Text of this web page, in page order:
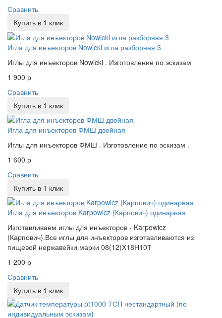
Сравнить
Купить в 1 клик
Игла для инъекторов Nowicki игла разборная 3
Иглы для инъекторов Nowicki . Изготовление по эскизам
1 900 р
Сравнить
Купить в 1 клик
Игла для инъекторов ФМШ двойная
Иглы для инъекторов ФМШ . Изготовление по эскизам .
1 600 р
Сравнить
Купить в 1 клик
Игла для инъекторов Karpowicz (Карпович) одинарная
Изготавливаем иглы для инъекторов - Karpowicz
(Карпович).Все иглы для инъекторов изготавливаются из
пищевой нержавейки марки 08(12)Х18Н10Т
1 200 р
Сравнить
Купить в 1 клик